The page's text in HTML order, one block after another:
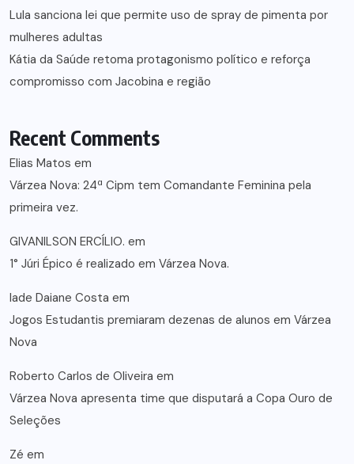
Lula sanciona lei que permite uso de spray de pimenta por
mulheres adultas
Kátia da Saúde retoma protagonismo político e reforça
compromisso com Jacobina e região
Recent Comments
Elias Matos em
Várzea Nova: 24ª Cipm tem Comandante Feminina pela
primeira vez.
GIVANILSON ERCÍLIO. em
1° Júri Épico é realizado em Várzea Nova.
lade Daiane Costa em
Jogos Estudantis premiaram dezenas de alunos em Várzea
Nova
Roberto Carlos de Oliveira em
Várzea Nova apresenta time que disputará a Copa Ouro de
Seleções
Zé em